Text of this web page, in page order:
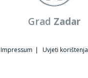
Grad Zadar
Impressum | Uvjeti korištenja